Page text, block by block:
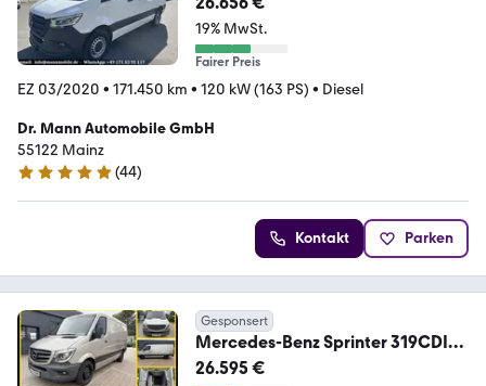
19% MwSt.
Fairer Preis
EZ 03/2020 • 171.450 km • 120 kW (163 PS) • Diesel
Dr. Mann Automobile GmbH
55122 Mainz
4.9 Sterne
(44)
Kontakt Parken
Gesponsert
Mercedes-Benz Sprinter 319CDI
3,0L V6 Kasten L2H1 3,5t SORTIMO
26.595 €